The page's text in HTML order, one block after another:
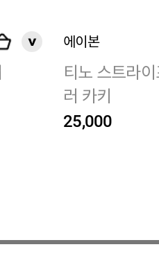
에이본
티노 스트라
러 카키
25,000